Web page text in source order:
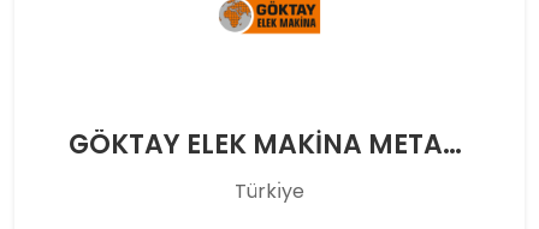
GÖKTAY ELEK MAKİNA METAL MÜHENDİSLİK MÜŞAVİRLİK İNŞAAT İMALAT SANAYİ VE TİCARET LİMİTED ŞİRKETİ
Türkı̇ye